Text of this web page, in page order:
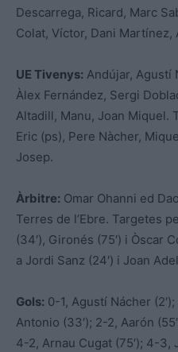
Descarrega, Ricard, Marc
Colat, Víctor, Dani Martínez,
UE Tivenys: Andújar, Agustí
Àlex Fernández, Sergi
Altadill, Manu, Joan Miquel.
Eric (ps), Pere Nàcher,
Josep.
Àrbitre: Omar Ohanni ed
Terres de l’Ebre. Targetes
(34′), Gironés (75′) i Òscar
a Jordi Sanz (24′) i Joan
Gols: 0-1, Agustí Nácher
Antonio (33′); 2-2, Aarón
4-2, Arnau Cugat (75′); 4-3,